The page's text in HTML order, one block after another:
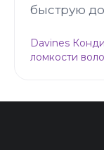
быструю
Davines
ломкости